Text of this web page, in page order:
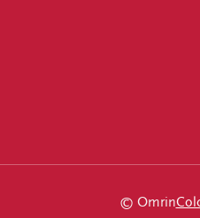
© Omrin